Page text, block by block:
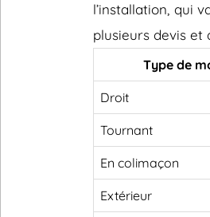
l’installation, qui
plusieurs devis et
Type de
Droit
Tournant
En colimaçon
Extérieur